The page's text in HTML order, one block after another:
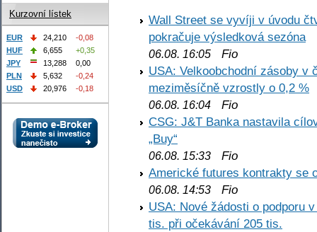
Wall Street se vyvíji v úvodu
pokračuje výsledková sezóna
06.08. 16:05 Fio
USA: Velkoobchodní zásoby v
meziměsíčně vzrostly o 0,2 %
06.08. 16:04 Fio
CSG: J&T Banka nastavila
„Buy“
06.08. 15:33 Fio
Americké futures kontrakty se
06.08. 14:53 Fio
USA: Nové žádosti o podporu
tis. při očekávání 205 tis.
Kurzovní lístek
EUR 24,210
-0,08
HUF
6,655
+0,35
JPY
13,288
0,00
PLN
5,632
-0,24
USD
20,976 -0,18